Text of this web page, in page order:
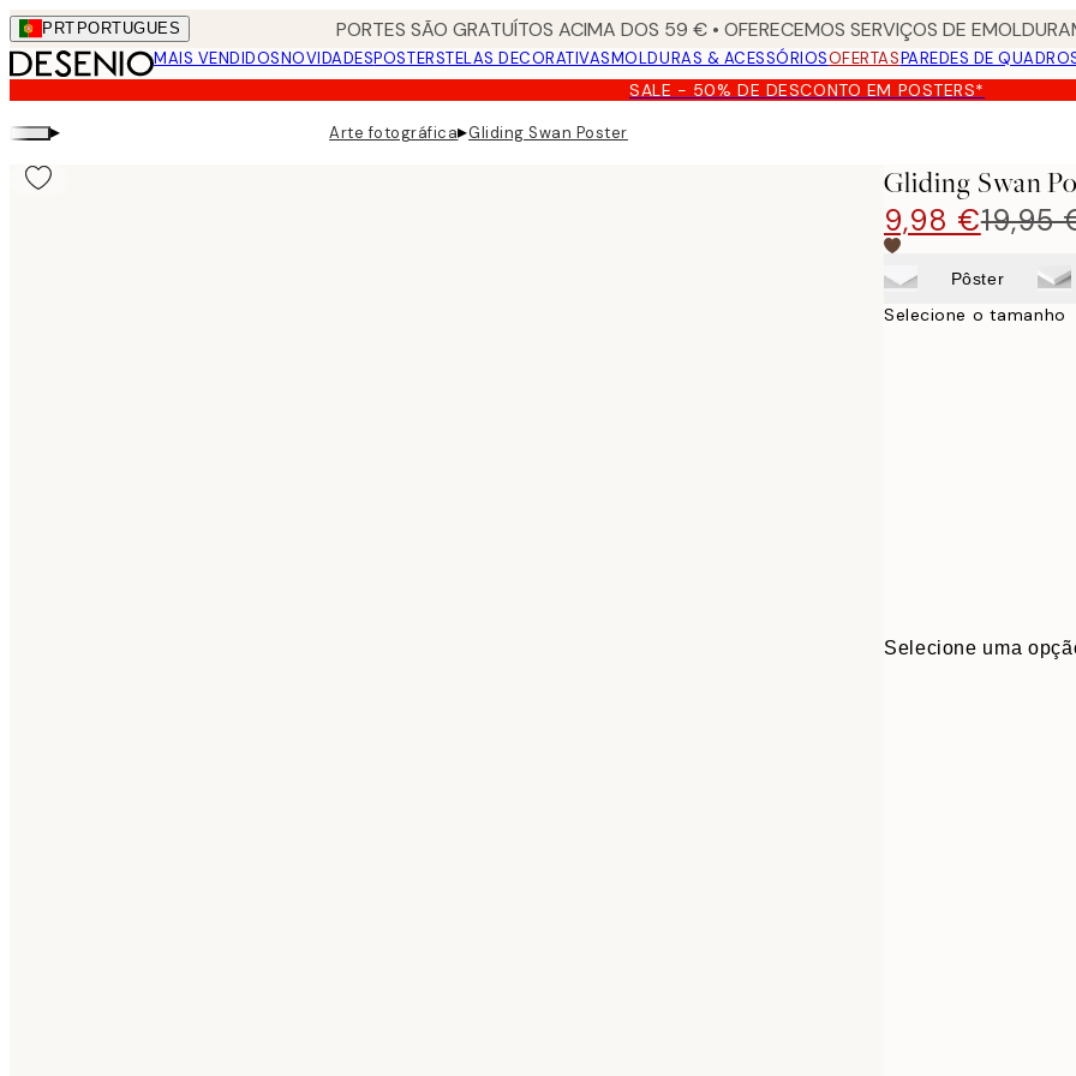
Skip
to
main
content.
PRT PORTUGUES PORTES SÃO GRATUÍTOS ACIMA DOS 59 € • OFERECEMOS SERVIÇOS DE
MAIS VENDIDOSNOVIDADESPOSTERSTELAS DECORATIVASMOLDURAS & ACESSÓRIOSOFERTASPAREDES DE
SALE - 50% DE DESCONTO EM POSTERS*
▸ Arte fotográfica▸Gliding Swan Poster
Gliding Swan
9,98 €19,95
Pôster
Selecione o tamanho
Selecione uma